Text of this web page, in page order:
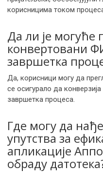
корисницима током
Да ли је могуће
конвертовани
завршетка
Да, корисници могу да
се осигурало да
завршетка процеса.
Где могу да
упутства за
апликације
обраду